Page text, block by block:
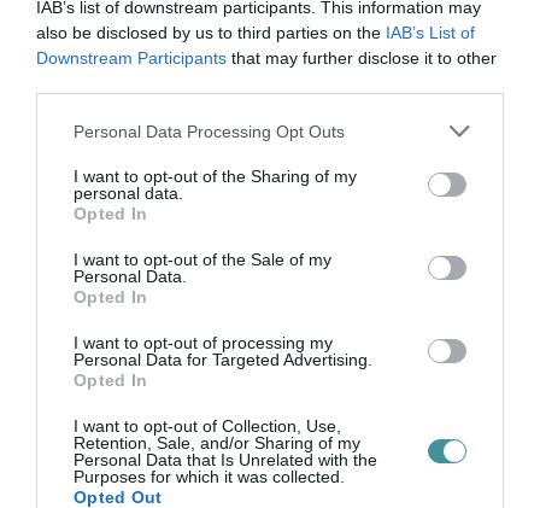
IAB’s list of downstream participants. This information may
also be disclosed by us to third parties on the IAB’s List of
Downstream Participants that may further disclose it to other
Please note that this website/app uses one or more Google
not limited to your visit or usage behaviour. You may click to
grant or deny consent to Google and its third-party tags to
use your data for below specified purposes in below Google
consent section.
Personal Data Processing Opt Outs
I want to opt-out of the Sharing of my
personal data.
Opted In
I want to opt-out of the Sale of my
Personal Data.
Opted In
I want to opt-out of processing my
Personal Data for Targeted Advertising.
Opted In
I want to opt-out of Collection, Use,
Retention, Sale, and/or Sharing of my
Personal Data that Is Unrelated with the
Purposes for which it was collected.
Opted Out
Legfrissebb híreink
ÚJ MAGYAR KÜLÜGYI STRATÉGIA KÉSZÜL,
2026. augusztus 08